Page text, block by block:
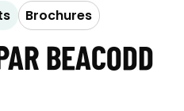
Brochures
BEACODD